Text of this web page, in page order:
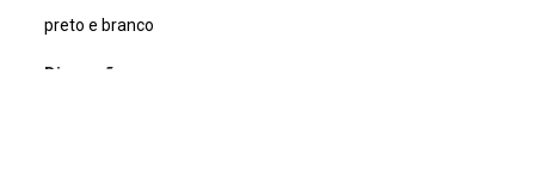
preto e branco
Dimensão